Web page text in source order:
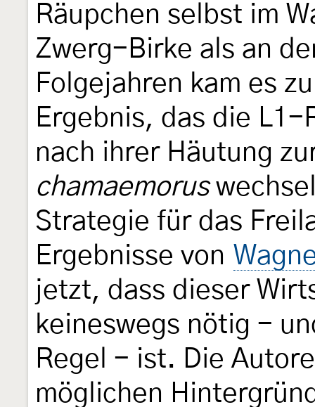
Räupchen selbst im
Zwerg-Birke als an
Folgejahren kam es
Ergebnis, das die L1-
nach ihrer Häutung
chamaemorus
Strategie für das
Ergebnisse von
jetzt, dass dieser
keineswegs nötig -
Regel - ist. Die
möglichen